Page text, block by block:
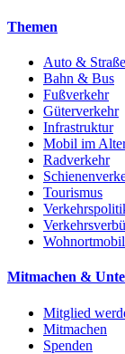
Themen
Auto & Straße
Bahn & Bus
Fußverkehr
Güterverkehr
Infrastruktur
Mobil im
Radverkehr
Tourismus
Mitmachen &
Mitglied
Mitmachen
Spenden